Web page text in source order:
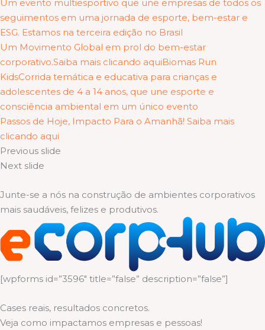
Um evento multiesportivo que une empresas de todos os
seguimentos em uma jornada de esporte, bem-estar e
ESG. Estamos na terceira edição no Brasil
Um Movimento Global em prol do bem-estar
corporativo.Saiba mais clicando aquiBiomas Run
KidsCorrida temática e educativa para crianças e
adolescentes de 4 a 14 anos, que une esporte e
consciência ambiental em um único evento
Passos de Hoje, Impacto Para o Amanhã! Saiba mais
clicando aqui
Previous slide
Next slide
Junte-se a nós na construção de ambientes corporativos
mais saudáveis, felizes e produtivos.
[wpforms id=”3596″ title=”false” description=”false”]
Cases reais, resultados concretos.
Veja como impactamos empresas e pessoas!